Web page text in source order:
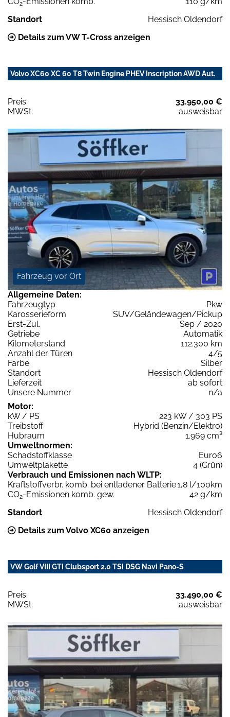
2
Standort
Hessisch Oldendorf
Details zum VW T-Cross anzeigen
Volvo XC60 XC 60 T8 Twin Engine PHEV Inscription AWD Aut.
Preis:
33.950,00 €
MWSt:
ausweisbar
Fahrzeug vor Ort
Allgemeine Daten:
Fahrzeugtyp
Pkw
Karosserieform
SUV/Geländewagen/Pickup
Erst-Zul.
Sep / 2020
Getriebe
Automatik
Kilometerstand
112.300 km
Anzahl der Türen
4/5
Farbe
Silber
Standort
Hessisch Oldendorf
Lieferzeit
ab sofort
Unsere Nummer
n/a
Motor:
kW / PS
223 kW / 303 PS
Treibstoff
Hybrid (Benzin/Elektro)
Hubraum
1.969 cm³
Umweltnormen:
Schadstoffklasse
Euro6
Umweltplakette
4 (Grün)
Verbrauch und Emissionen nach WLTP:
Kraftstoffverbr. komb. bei entladener Batterie1,8 l/100km
CO2-Emissionen komb. gew.
42 g/km
Standort
Hessisch Oldendorf
Details zum Volvo XC60 anzeigen
VW Golf VIII GTI Clubsport 2.0 TSI DSG Navi Pano-S
Preis:
33.490,00 €
MWSt:
ausweisbar